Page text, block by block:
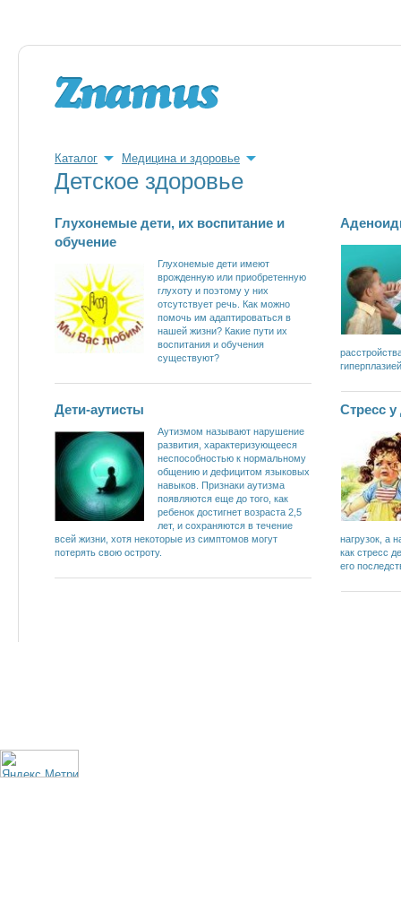
Каталог Медицина и здоровье
Детское здоровье
Глухонемые дети, их воспитание и
обучение
Глухонемые дети имеют
врожденную или приобретенную
глухоту и поэтому у них
отсутствует речь. Как можно
помочь им адаптироваться в
нашей жизни? Какие пути их
воспитания и обучения
существуют?
Дети-аутисты
Аутизмом назы­вают нарушение
развития, характеризующееся
не­способностью к нормальному
общению и дефицитом языковых
навыков. Признаки аутизма
появляются еще до того, как
ребе­нок достигнет возраста 2,5
лет, и сохраняются в те­чение
всей жизни, хотя некоторые из симптомов мо­гут
потерять свою остроту.
Стресс у
нагрузок, а
как стресс
его